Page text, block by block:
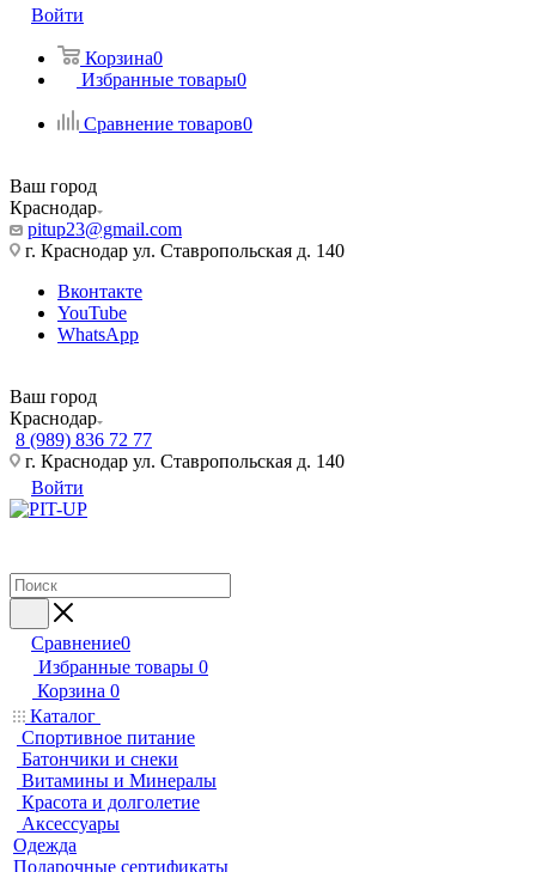
Войти
Корзина0
Избранные товары0
Сравнение товаров0
Ваш город
Краснодар
pitup23@gmail.com
г. Краснодар ул. Ставропольская д. 140
Вконтакте
YouTube
WhatsApp
Ваш город
Краснодар
8 (989) 836 72 77
г. Краснодар ул. Ставропольская д. 140
Войти
Сравнение0
Избранные товары 0
Корзина 0
Каталог
Спортивное питание
Батончики и снеки
Витамины и Минералы
Красота и долголетие
Аксессуары
Одежда
Подарочные сертификаты